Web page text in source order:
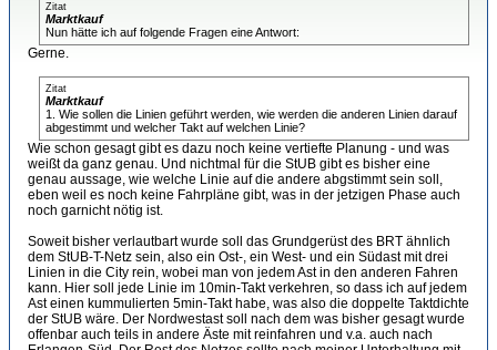
Zitat
Marktkauf
Nun hätte ich auf folgende Fragen eine Antwort:
Gerne.
Zitat
Marktkauf
1. Wie sollen die Linien geführt werden, wie werden die anderen Linien darauf
abgestimmt und welcher Takt auf welchen Linie?
Wie schon gesagt gibt es dazu noch keine vertiefte Planung - und was
weißt da ganz genau. Und nichtmal für die StUB gibt es bisher eine
genau aussage, wie welche Linie auf die andere abgstimmt sein soll,
eben weil es noch keine Fahrpläne gibt, was in der jetzigen Phase auch
noch garnicht nötig ist.
Soweit bisher verlautbart wurde soll das Grundgerüst des BRT ähnlich
dem StUB-T-Netz sein, also ein Ost-, ein West- und ein Südast mit drei
Linien in die City rein, wobei man von jedem Ast in den anderen Fahren
kann. Hier soll jede Linie im 10min-Takt verkehren, so dass ich auf jedem
Ast einen kummulierten 5min-Takt habe, was also die doppelte Taktdichte
der StUB wäre. Der Nordwestast soll nach dem was bisher gesagt wurde
offenbar auch teils in andere Äste mit reinfahren und v.a. auch nach